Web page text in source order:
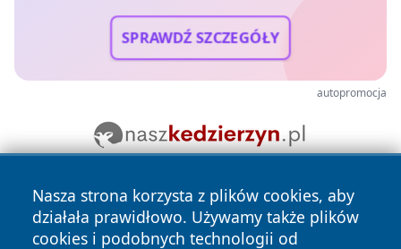
SPRAWDŹ SZCZEGÓŁY
autopromocja
Nasza strona korzysta z plików cookies, aby
działała prawidłowo. Używamy także plików
cookies i podobnych technologii od